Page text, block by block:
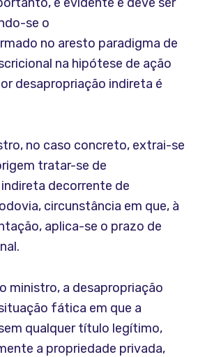
se o
no aresto paradigma de
na hipótese de ação
desapropriação indireta é
no caso concreto, extrai-se
tratar-se de
decorrente de
circunstância em que, à
aplica-se o prazo de
ministro, a desapropriação
fática em que a
qualquer título legítimo,
a propriedade privada,